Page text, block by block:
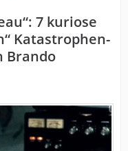
7 kuriose
Katastrophen-
Brando